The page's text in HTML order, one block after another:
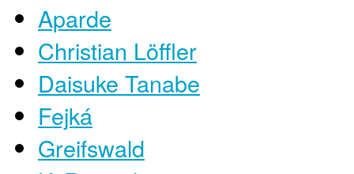
Aparde
Christian Löffler
Daisuke Tanabe
Fejká
Greifswald